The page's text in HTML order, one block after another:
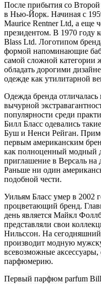
После прибытия со
в Нью-Йорк. Начиная с
Maurice Rentner Ltd, а еще
президентом. В 1970
Blass Ltd. Логотипом
формой напоминающие
самой сложной категории
обладать дорогими
одежде как утилитарной
Одежда бренда
вычурной
популярности среди
Билл Бласс одевались
Буш и Ненси Рейган.
первым американским
как полноценный модный
приглашение в Версаль
Раньше ни один
подобной чести.
Уильям Бласс умер в 2002
процветающий бренд.
день является Майкл
представляли свои
Нильссон. На
производит модную
всевозможные
парфюмерию.
Первый парфюм parfum Bill